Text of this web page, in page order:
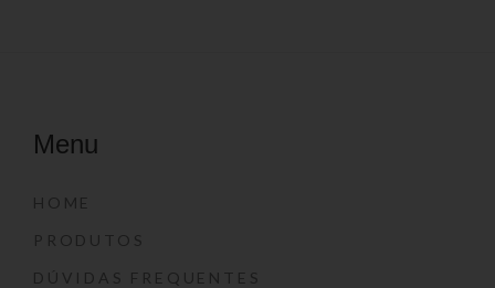
Menu
HOME
PRODUTOS
DÚVIDAS FREQUENTES